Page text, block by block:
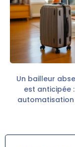
Un bailleur
est anticipée